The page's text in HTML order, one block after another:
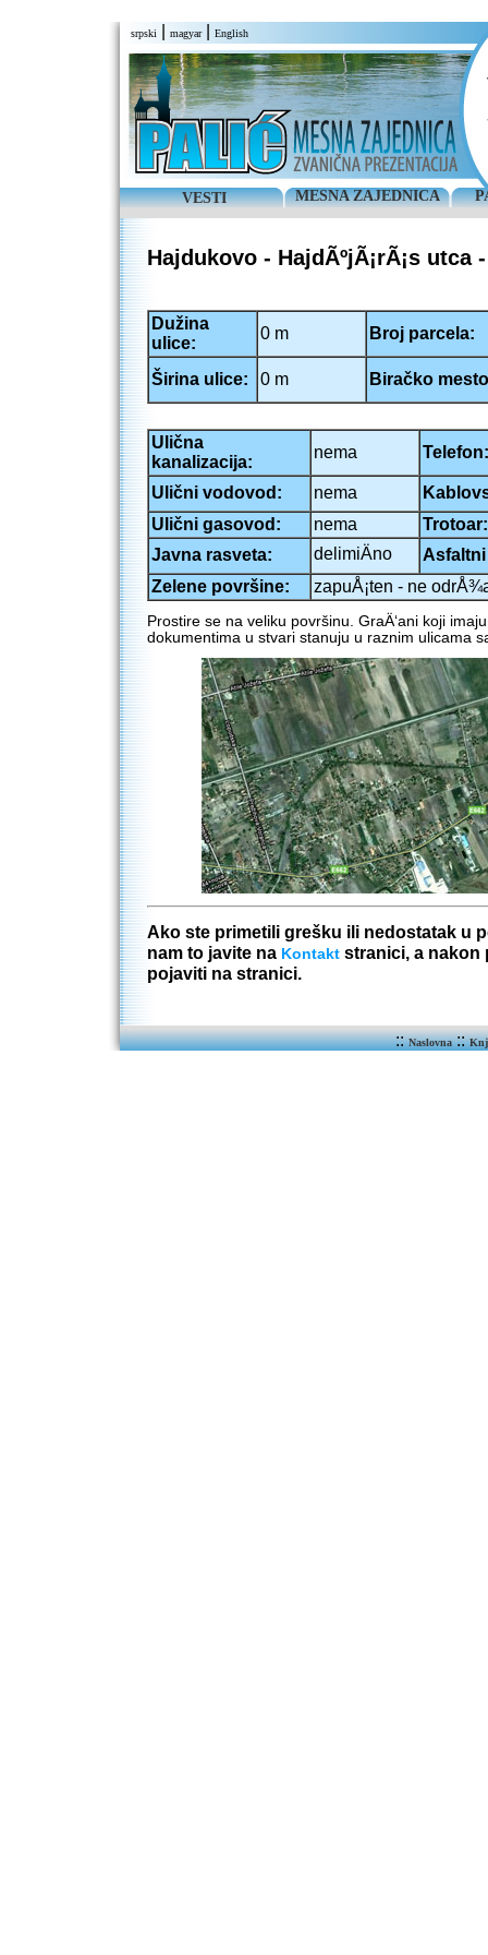
srpski magyar| English
VESTI MESNA ZAJEDNICA
Hajdukovo - HajdÃºjÃ¡rÃ¡s utca
Dužina
ulice:
0 m Broj parcela:
Širina ulice: 0 m Biračko
Ulična
kanalizacija:
nema Telefon:
Ulični vodovod: nema
Ulični gasovod:
nema
Trotoar:
Javna rasveta:
delimiÄno
Zelene površine:
zapuÅ¡ten - ne
Prostire se na veliku površinu. GraÄ‘ani koji
dokumentima u stvari stanuju u raznim ulicama
Ako ste primetili grešku ili nedostatak u
nam to javite na Kontakt stranici, a nakon
pojaviti na stranici.
::Naslovna::